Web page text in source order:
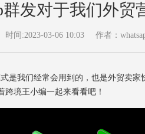
群发对于我们外贸
时间:2023-03-06 10:03 作者：
式是我们经常会用到的，也是外贸卖
境王小编一起来看看吧！